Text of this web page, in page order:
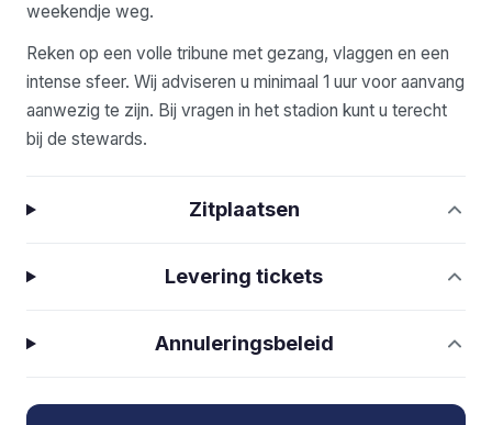
weekendje weg.
Reken op een volle tribune met gezang, vlaggen en een
intense sfeer. Wij adviseren u minimaal 1 uur voor aanvang
aanwezig te zijn. Bij vragen in het stadion kunt u terecht
bij de stewards.
Zitplaatsen
Levering tickets
Annuleringsbeleid